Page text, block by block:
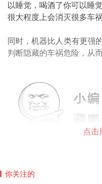
以睡觉，喝酒了你可以睡
很大程度上会消灭很多车祸
同时，机器比人类有更强
判断隐藏的车祸危险，从
点击
你关注的